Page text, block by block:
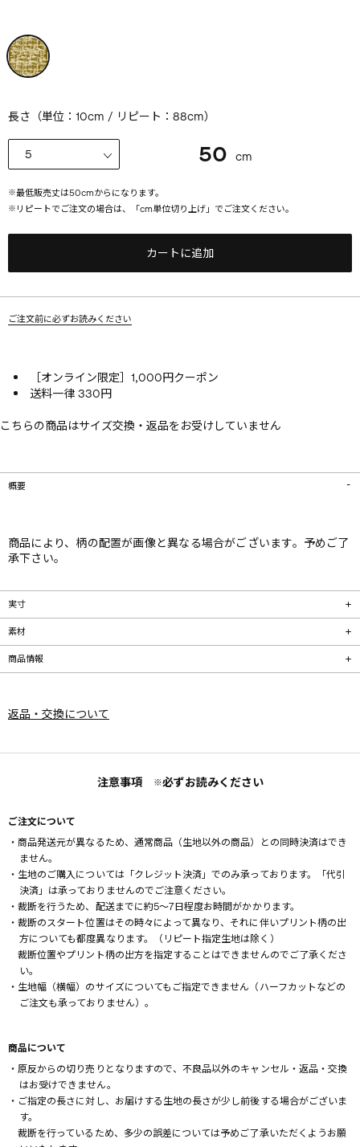
長さ（単位：10cm / リピート：88cm）
50 cm
※最低販売丈は50cmからになります。
※ リピートでご注文の場合は、「cm単位切り上げ」でご注文ください。
カートに追加
ご注文前に必ずお読みください
［オンライン限定］1,000円クーポン
送料一律 330円
こちらの商品はサイズ交換・返品をお受けしていません
概要
商品により、柄の配置が画像と異なる場合がございます。予めご了
承下さい。
実寸
素材
商品情報
返品・交換について
注意事項 ※必ずお読みください
ご注文について
・商品発送元が異なるため、通常商品（生地以外の商品）との同時決済はでき
ません。
・生地のご購入については「クレジット決済」でのみ承っております。「代引
決済」は承っておりませんのでご注意ください。
・裁断を行うため、配送までに約5～7日程度お時間がかかります。
・裁断のスタート位置はその時々によって異なり、それに伴いプリント柄の出
方についても都度異なります。（リピート指定生地は除く）
裁断位置やプリント柄の出方を指定することはできませんのでご了承くださ
い。
・生地幅（横幅）のサイズについてもご指定できません（ハーフカットなどの
ご注文も承っておりません）。
商品について
・原反からの切り売りとなりますので、不良品以外のキャンセル・返品・交換
はお受けできません。
・ご指定の長さに対し、お届けする生地の長さが少し前後する場合がございま
す。
裁断を行っているため、多少の誤差については予めご了承いただくようお願